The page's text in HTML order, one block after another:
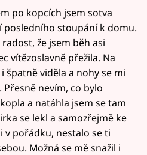
po kopcích jsem sotva
posledního stoupání k domu.
že jsem běh asi
vítězoslavně přežila. Na
špatně viděla a nohy se mi
nevím, co bylo
a natáhla jsem se tam
se lekl a samozřejmě ke
v pořádku, nestalo se ti
Možná se mě snažil i